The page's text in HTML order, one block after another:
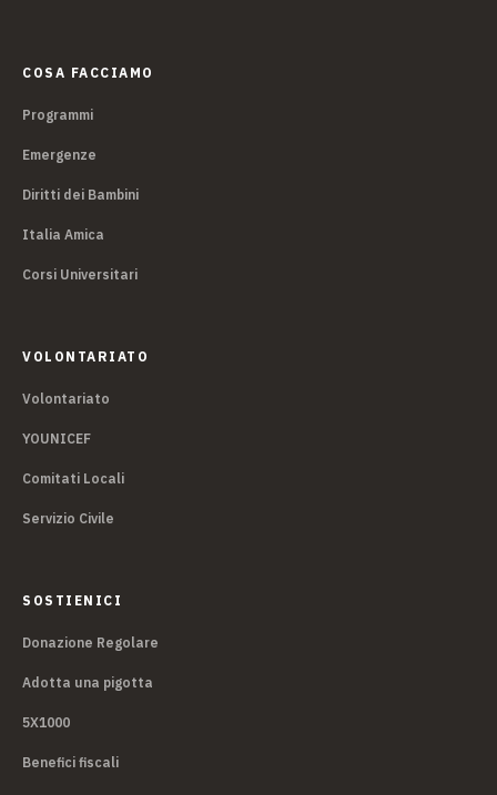
COSA FACCIAMO
Programmi
Emergenze
Diritti dei Bambini
Italia Amica
Corsi Universitari
VOLONTARIATO
Volontariato
YOUNICEF
Comitati Locali
Servizio Civile
SOSTIENICI
Donazione Regolare
Adotta una pigotta
5X1000
Benefici fiscali